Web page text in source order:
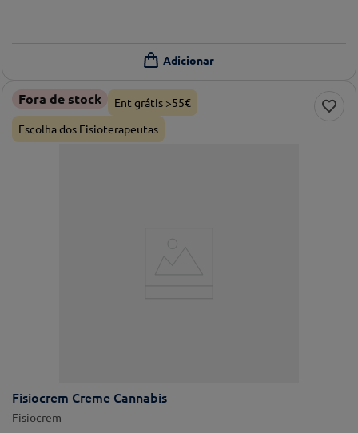
Fora de stock
Ent grátis >55€
Escolha dos Fisioterapeutas
Fisiocrem Creme Cannabis
Fisiocrem